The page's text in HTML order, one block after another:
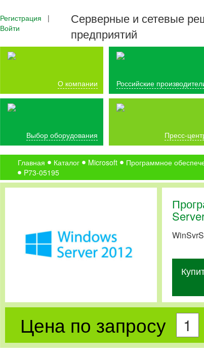
Регистрация |
Войти
Серверные и сетевые
предприятий
О компании Российские
Выбор оборудования Пресс-
Главная Каталог Microsoft Программное
P73-05195
Цена по запросу